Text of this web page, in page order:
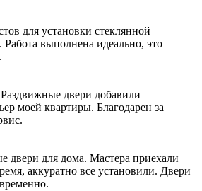
для установки стеклянной
выполнена идеально, это
двери добавили
моей квартиры. Благодарен за
двери для дома. Мастера приехали
аккуратно все установили. Двери